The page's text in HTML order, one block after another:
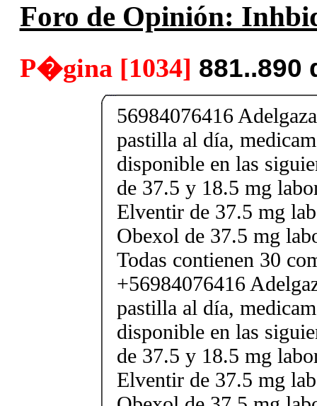
Foro de Opinión:
P�gina [1034] 881..890
56984076416
pastilla al día,
disponible en las
de 37.5 y 18.5 mg
Elventir de 37.5 mg
Obexol de 37.5 mg
Todas contienen 30
+56984076416
pastilla al día,
disponible en las
de 37.5 y 18.5 mg
Elventir de 37.5 mg